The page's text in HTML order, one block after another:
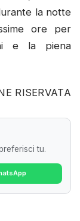
la notte
ore per
e la piena
RISERVATA
tu.